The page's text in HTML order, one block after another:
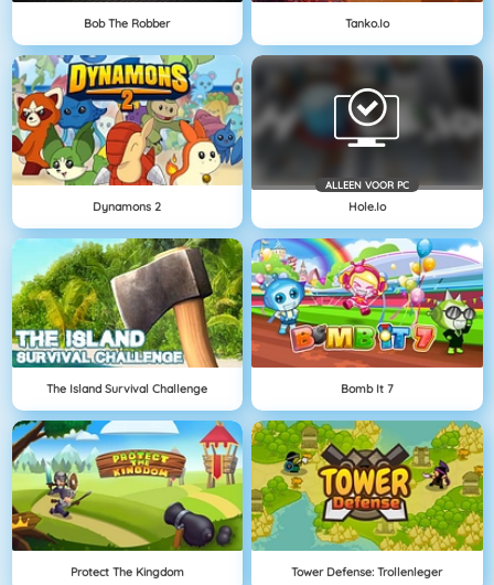
Bob The Robber Tanko.io
Dynamons 2
ALLEEN VOOR PC
Hole.io
The Island Survival Challenge Bomb It 7
Protect The Kingdom Tower Defense: Trollenleger